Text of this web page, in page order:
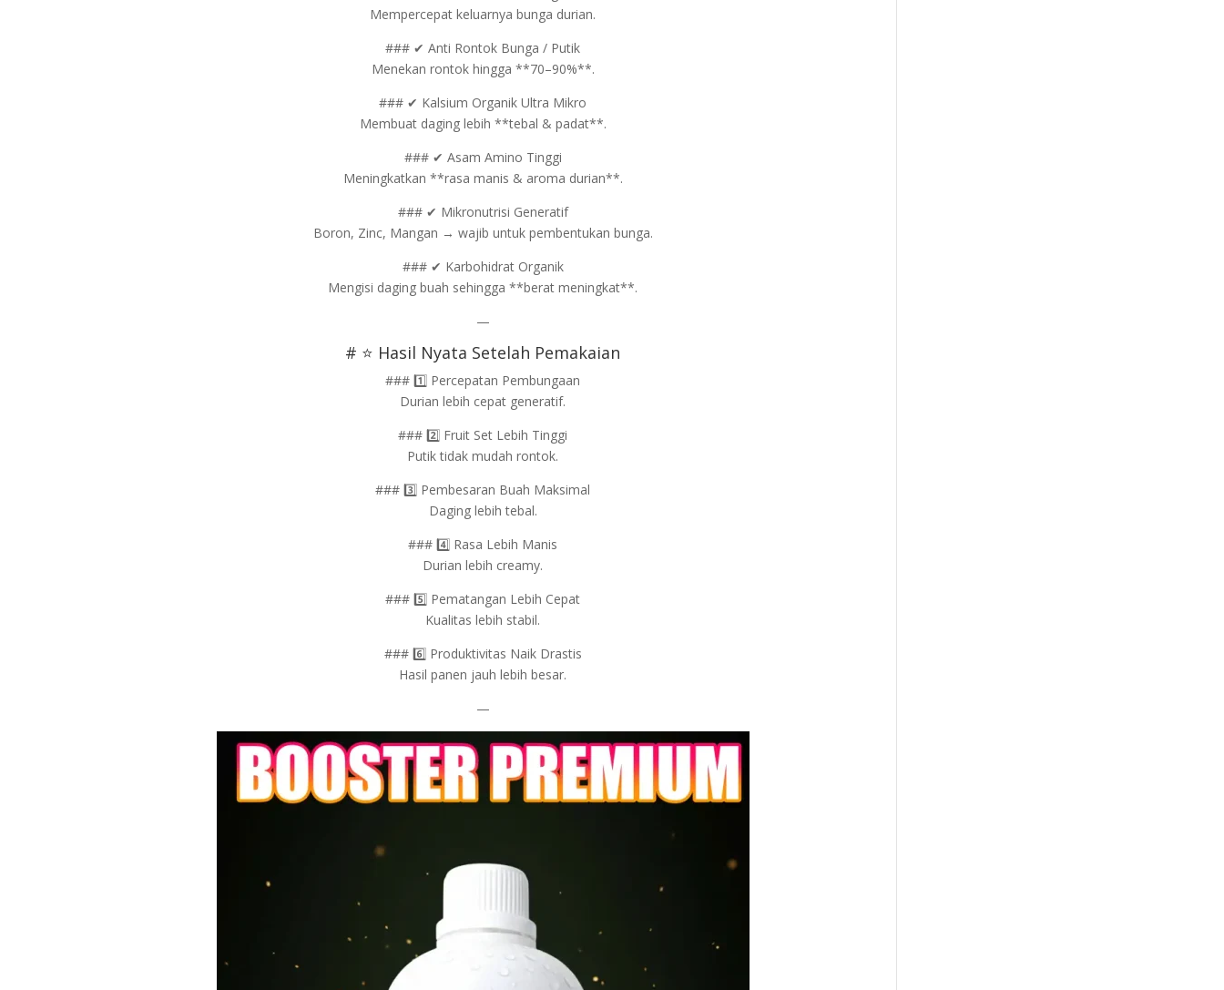
Mempercepat keluarnya bunga durian.
### ✔ Anti Rontok Bunga / Putik
Menekan rontok hingga **70–90%**.
### ✔ Kalsium Organik Ultra Mikro
Membuat daging lebih **tebal & padat**.
### ✔ Asam Amino Tinggi
Meningkatkan **rasa manis & aroma durian**.
### ✔ Mikronutrisi Generatif
Boron, Zinc, Mangan → wajib untuk pembentukan bunga.
### ✔ Karbohidrat Organik
Mengisi daging buah sehingga **berat meningkat**.
—
# ⭐ Hasil Nyata Setelah Pemakaian
### 1️⃣ Percepatan Pembungaan
Durian lebih cepat generatif.
### 2️⃣ Fruit Set Lebih Tinggi
Putik tidak mudah rontok.
### 3️⃣ Pembesaran Buah Maksimal
Daging lebih tebal.
### 4️⃣ Rasa Lebih Manis
Durian lebih creamy.
### 5️⃣ Pematangan Lebih Cepat
Kualitas lebih stabil.
### 6️⃣ Produktivitas Naik Drastis
Hasil panen jauh lebih besar.
—